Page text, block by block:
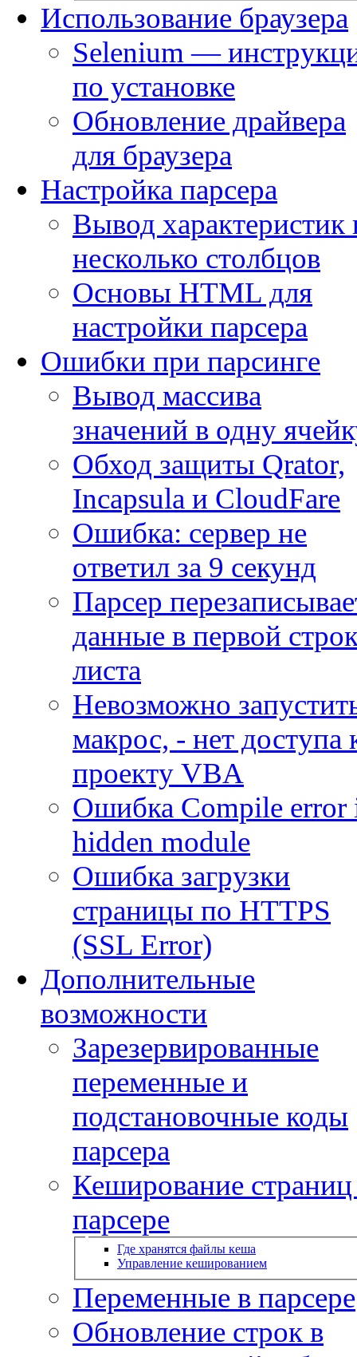
Использование браузера
Selenium —
по установке
Обновление драйвера
для браузера
Настройка парсера
Вывод характеристик
несколько столбцов
Основы HTML для
настройки парсера
Ошибки при парсинге
Вывод массива
значений в одну
Обход защиты Qrator,
Incapsula и CloudFare
Ошибка: сервер не
ответил за 9 секунд
Парсер
данные в первой
листа
Невозможно
макрос, - нет доступа
проекту VBA
Ошибка Compile error
hidden module
Ошибка загрузки
страницы по HTTPS
(SSL Error)
Дополнительные
возможности
Зарезервированные
переменные и
подстановочные коды
парсера
Кеширование страниц
парсере
Где хранятся файлы кеша
Управление кешированием
Переменные в парсере
Обновление строк в